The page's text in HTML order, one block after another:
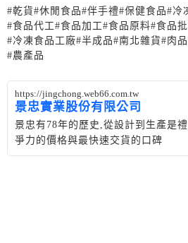
#乾貨#休閒食品#伴手禮#保健食品#冷
#食品代工#食品加工#食品原料#食品
#冷凍食品工廠#半成品#南北雜貨#肉品
#農產品
https://jingchong.web66.com.tw
景忠實業股份有限公司
景忠有78年的歷史,從設計到生產是
爭力的價格與最快速交貨的口碑